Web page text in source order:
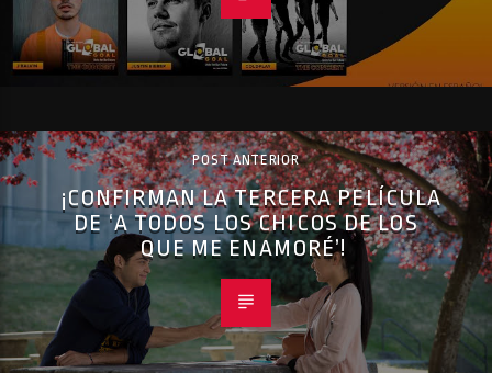
POST ANTERIOR
¡CONFIRMAN LA TERCERA PELÍCULA
DE ‘A TODOS LOS CHICOS DE LOS
QUE ME ENAMORÉ’!